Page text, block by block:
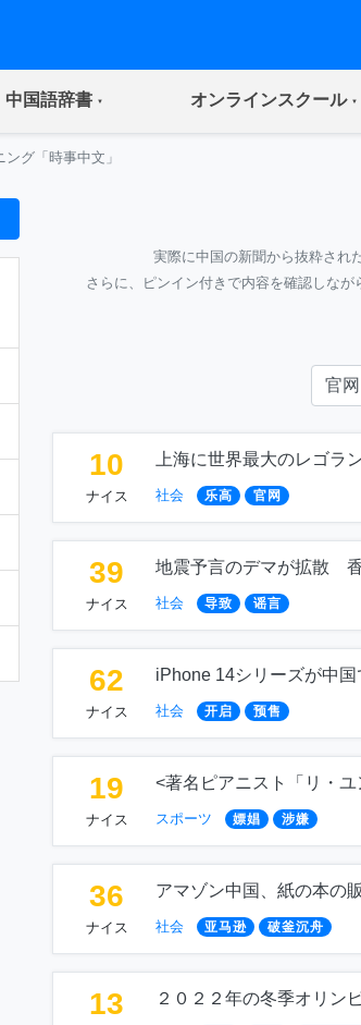
中国語辞書(current) オンラインスクール
ング「時事中文」
実際に中国の新聞から抜粋され
さらに、ピンイン付きで内容を確認しな
10
ナイス
上海に世界最大のレゴラ
社会 乐高 官网
39
ナイス
地震予言のデマが拡散
社会 导致 谣言
62
ナイス
iPhone 14シリーズが中
社会 开启 预售
19
ナイス
<著名ピアニスト「リ・
スポーツ 嫖娼 涉嫌
36
ナイス
アマゾン中国、紙の本の
社会 亚马逊 破釜沉舟
13 ２０２２年の冬季オリン